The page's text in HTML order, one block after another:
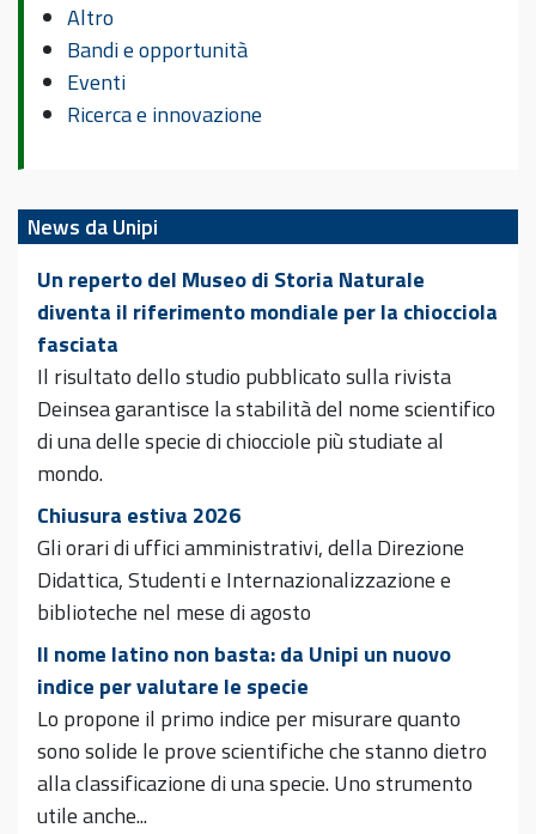
Altro
Bandi e opportunità
Eventi
Ricerca e innovazione
News da Unipi
Un reperto del Museo di Storia Naturale
diventa il riferimento mondiale per la chiocciola
fasciata
Il risultato dello studio pubblicato sulla rivista
Deinsea garantisce la stabilità del nome scientifico
di una delle specie di chiocciole più studiate al
mondo.
Chiusura estiva 2026
Gli orari di uffici amministrativi, della Direzione
Didattica, Studenti e Internazionalizzazione e
biblioteche nel mese di agosto
Il nome latino non basta: da Unipi un nuovo
indice per valutare le specie
Lo propone il primo indice per misurare quanto
sono solide le prove scientifiche che stanno dietro
alla classificazione di una specie. Uno strumento
utile anche...